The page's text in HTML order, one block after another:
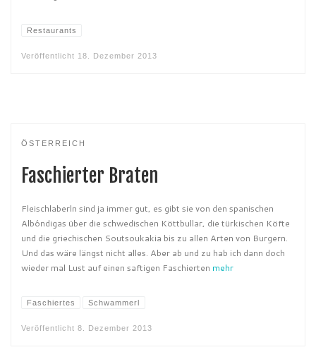
Restaurants
Veröffentlicht 18. Dezember 2013
ÖSTERREICH
Faschierter Braten
Fleischlaberln sind ja immer gut, es gibt sie von den spanischen
Albóndigas über die schwedischen Köttbullar, die türkischen Köfte
und die griechischen Soutsoukakia bis zu allen Arten von Burgern.
Und das wäre längst nicht alles. Aber ab und zu hab ich dann doch
wieder mal Lust auf einen saftigen Faschierten mehr
Faschiertes Schwammerl
Veröffentlicht 8. Dezember 2013